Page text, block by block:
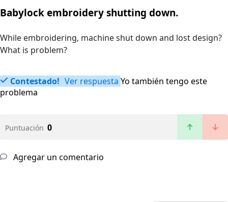
Babylock embroidery shutting down.
While embroidering, machine shut down and lost design?
What is problem?
Contestado! Ver respuesta Yo también tengo este
problema
Puntuación 0
Agregar un comentario